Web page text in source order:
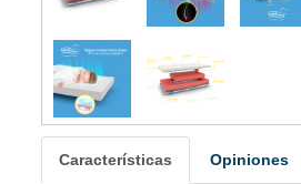
Características Opiniones